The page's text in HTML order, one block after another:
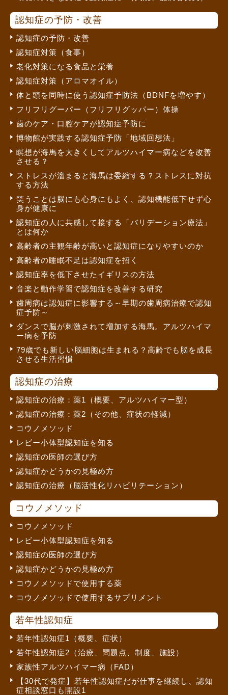
認知症の予防・改善
認知症の予防・改善
認知症対策（食事）
老化対策になる食品と栄養
認知症対策（アロマオイル）
体と頭を同時に使う認知症予防法（BDNFを増やす）
フリフリグーパー（フリフリグッパー）体操
歯のケア・口腔ケアが認知症予防に
博物館が実践する認知症予防「地域回想法」
瞑想が海馬を大きくしてアルツハイマー病などを改善
させる？
ストレスが溜まると海馬は委縮する？ストレスに対抗
する方法
笑うことは脳にも心身にもよく、認知機能低下せず心
身が健康に
認知症の人に共感して接する「バリデーション療法」
とは何か
高齢者の主観年齢が高いと認知症になりやすいのか
高齢者の睡眠不足は認知症を招く
認知症率を低下させたイギリスの方法
音楽と動作学習で認知症を改善する研究
歯周病は認知症に影響する～早期の歯周病治療で認知
症予防～
ダンスで脳が刺激されて増加する海馬。アルツハイマ
ー病を予防
79歳でも新しい脳細胞は生まれる？高齢でも脳を成長
させる生活習慣
認知症の治療
認知症の治療：薬1（概要、アルツハイマー型）
認知症の治療：薬2（その他、症状の軽減）
コウノメソッド
レビー小体型認知症を知る
認知症の医師の選び方
認知症かどうかの見極め方
認知症の治療（脳活性化リハビリテーション）
コウノメソッド
コウノメソッド
レビー小体型認知症を知る
認知症の医師の選び方
認知症かどうかの見極め方
コウノメソッドで使用する薬
コウノメソッドで使用するサプリメント
若年性認知症
若年性認知症1（概要、症状）
若年性認知症2（治療、問題点、制度、施設）
家族性アルツハイマー病（FAD）
【30代で発症】若年性認知症だが仕事を継続し、認知
症相談窓口も開設1